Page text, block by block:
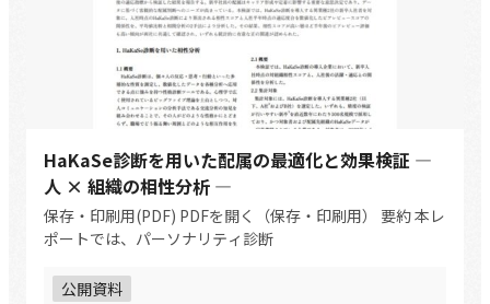
HaKaSe診断を用いた配属の最適化と効果検証 ―
人 × 組織の相性分析 ―
保存・印刷用(PDF) PDFを開く（保存・印刷用） 要約 本レ
ポートでは、パーソナリティ診断
公開資料